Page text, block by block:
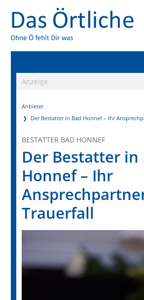
Anzeige
Anbieter
Der Bestatter in Bad Honnef – Ihr
BESTATTER BAD HONNEF
Der Bestatter in
Honnef – Ihr
Trauerfall